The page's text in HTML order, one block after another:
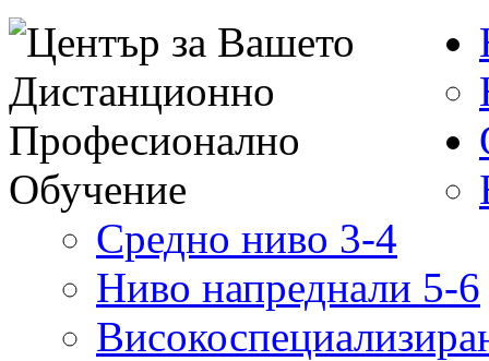
Средно ниво 3-4
Ниво напреднали 5-6